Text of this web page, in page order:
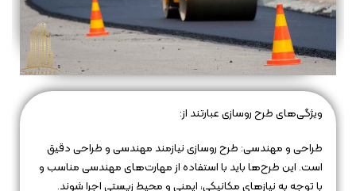
ویژگی‌های طرح روسازی عبارتند از:
طراحی و مهندسی: طرح روسازی نیازمند مهندسی و طراحی دقیق
است. این طرح‌ها باید با استفاده از مهارت‌های مهندسی مناسب و
با توجه به نیازهای مکانیکی، ایمنی و محیط زیستی اجرا شوند.